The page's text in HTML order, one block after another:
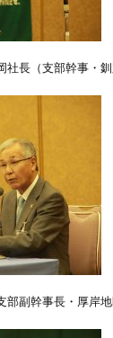
社長（支部幹事・釧
部副幹事長・厚岸